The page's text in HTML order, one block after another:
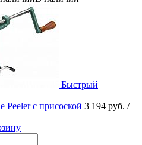
Быстрый
Peeler с присоской 3 194 руб. /